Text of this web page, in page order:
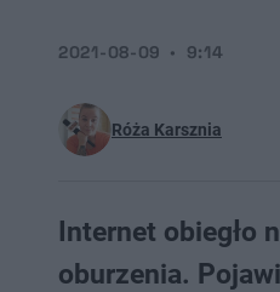
Róża Karsznia
2021-08-09 9:14
Internet obiegło
oburzenia.